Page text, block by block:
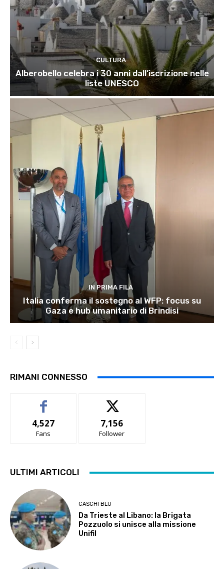
CULTURA
Alberobello celebra i 30 anni dall’iscrizione nelle
liste UNESCO
IN PRIMA FILA
Italia conferma il sostegno al WFP: focus su
Gaza e hub umanitario di Brindisi
RIMANI CONNESSO
4,527
Fans
7,156
Follower
ULTIMI ARTICOLI
CASCHI BLU
Da Trieste al Libano: la Brigata
Pozzuolo si unisce alla missione
Unifil